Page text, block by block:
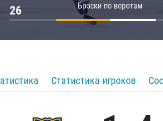
Броски по воротам
26
Статистика игроков